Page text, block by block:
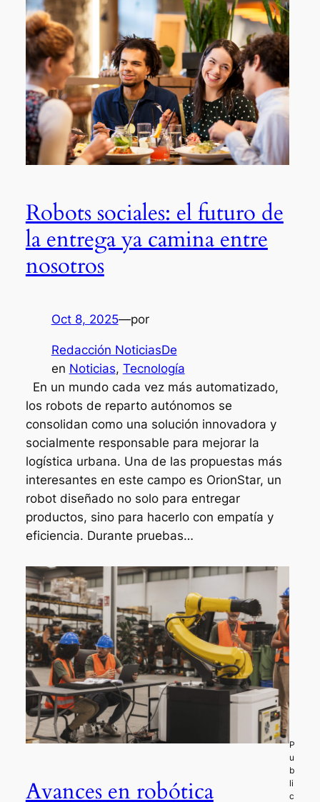
Robots sociales: el futuro de
la entrega ya camina entre
nosotros
Oct 8, 2025—por
Redacción NoticiasDe
en Noticias, Tecnología
En un mundo cada vez más automatizado,
los robots de reparto autónomos se
consolidan como una solución innovadora y
socialmente responsable para mejorar la
logística urbana. Una de las propuestas más
interesantes en este campo es OrionStar, un
robot diseñado no solo para entregar
productos, sino para hacerlo con empatía y
eficiencia. Durante pruebas…
Avances en robótica